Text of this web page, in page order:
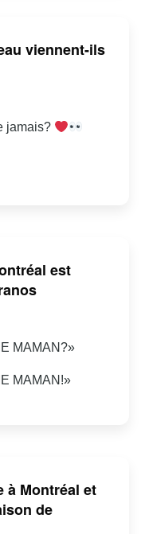
viennent-ils
jamais?
est
MAMAN?»
MAMAN!»
à Montréal et
de